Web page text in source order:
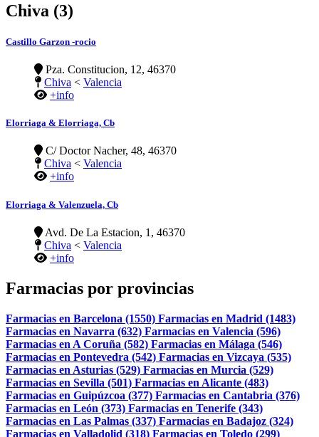
Chiva (3)
Castillo Garzon -rocio
Pza. Constitucion, 12, 46370
Chiva < Valencia
+info
Elorriaga & Elorriaga, Cb
C/ Doctor Nacher, 48, 46370
Chiva < Valencia
+info
Elorriaga & Valenzuela, Cb
Avd. De La Estacion, 1, 46370
Chiva < Valencia
+info
Farmacias por provincias
Farmacias en Barcelona (1550) Farmacias en Madrid (1483)
Farmacias en Navarra (632) Farmacias en Valencia (596)
Farmacias en A Coruña (582) Farmacias en Málaga (546)
Farmacias en Pontevedra (542) Farmacias en Vizcaya (535)
Farmacias en Asturias (529) Farmacias en Murcia (529)
Farmacias en Sevilla (501) Farmacias en Alicante (483)
Farmacias en Guipúzcoa (377) Farmacias en Cantabria (376)
Farmacias en León (373) Farmacias en Tenerife (343)
Farmacias en Las Palmas (337) Farmacias en Badajoz (324)
Farmacias en Valladolid (318) Farmacias en Toledo (299)